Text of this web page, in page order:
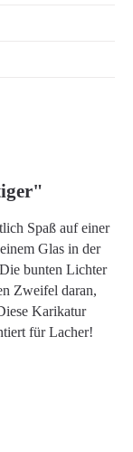
Spaß auf einer
Glas in der
bunten Lichter
Zweifel daran,
Karikatur
für Lacher!